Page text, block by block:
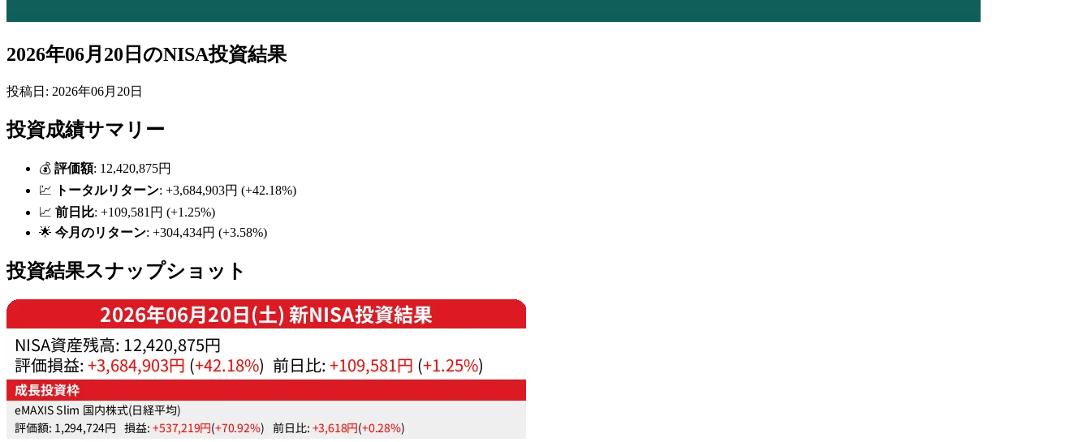
2026年06月20日のNISA投資結果
投稿日: 2026年06月20日
投資成績サマリー
💰 評価額: 12,420,875円
💹
トータルリターン: +3,684,903円 (+42.18%)
📈 前日比: +109,581円 (+1.25%)
🌟 今月のリターン: +304,434円 (+3.58%)
投資結果スナップショット